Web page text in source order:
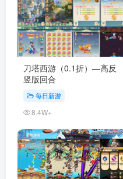
刀塔西游（0.1折）—高反
竖版回合
每日新游
8.4W+